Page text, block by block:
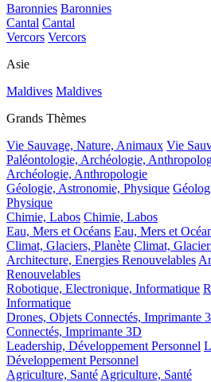
Baronnies Baronnies
Cantal Cantal
Vercors Vercors
Asie
Maldives Maldives
Grands Thèmes
Vie Sauvage, Nature, Animaux Vie
Paléontologie, Archéologie,
Archéologie, Anthropologie
Géologie, Astronomie, Physique
Physique
Chimie, Labos Chimie, Labos
Eau, Mers et Océans Eau, Mers et
Climat, Glaciers, Planète Climat,
Architecture, Energies Renouvelables
Renouvelables
Robotique, Electronique, Informatique
Informatique
Drones, Objets Connectés, Imprimante
Connectés, Imprimante 3D
Leadership, Développement Personnel
Développement Personnel
Agriculture, Santé Agriculture, Santé